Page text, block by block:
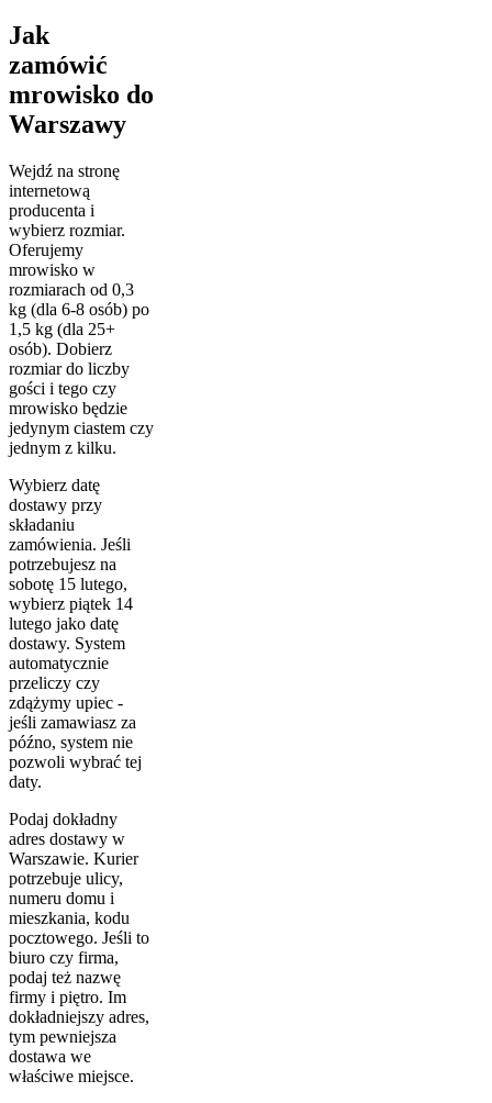
Jak
zamówić
mrowisko do
Warszawy
Wejdź na stronę
internetową
producenta i
wybierz rozmiar.
Oferujemy
mrowisko w
rozmiarach od 0,3
kg (dla 6-8 osób) po
1,5 kg (dla 25+
osób). Dobierz
rozmiar do liczby
gości i tego czy
mrowisko będzie
jedynym ciastem czy
jednym z kilku.
Wybierz datę
dostawy przy
składaniu
zamówienia. Jeśli
potrzebujesz na
sobotę 15 lutego,
wybierz piątek 14
lutego jako datę
dostawy. System
automatycznie
przeliczy czy
zdążymy upiec -
jeśli zamawiasz za
późno, system nie
pozwoli wybrać tej
daty.
Podaj dokładny
adres dostawy w
Warszawie. Kurier
potrzebuje ulicy,
numeru domu i
mieszkania, kodu
pocztowego. Jeśli to
biuro czy firma,
podaj też nazwę
firmy i piętro. Im
dokładniejszy adres,
tym pewniejsza
dostawa we
właściwe miejsce.